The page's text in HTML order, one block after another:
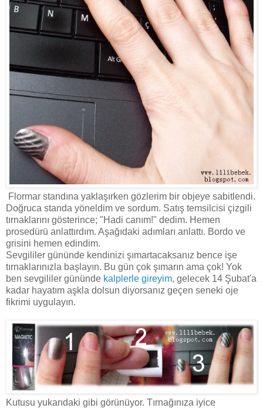
Flormar standına yaklaşırken gözlerim bir objeye sabitlendi.
Doğruca standa yöneldim ve sordum. Satış temsilcisi çizgili
tırnaklarını gösterince; "Hadi canım!" dedim. Hemen
prosedürü anlattırdım. Aşağıdaki adımları anlattı. Bordo ve
grisini hemen edindim.
Sevgililer gününde kendinizi şımartacaksanız bence işe
tırnaklarınızla başlayın. Bu gün çok şımarın ama çok! Yok
ben sevgililer gününde kalplerle gireyim, gelecek 14 Şubat'a
kadar hayatım aşkla dolsun diyorsanız geçen seneki oje
fikrimi uygulayın.
Kutusu yukarıdaki gibi görünüyor. Tırnağınıza iyice